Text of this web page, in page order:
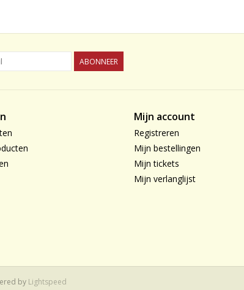
ABONNEER
Mijn account
Registreren
Mijn bestellingen
Mijn tickets
Mijn verlanglijst
by Lightspeed